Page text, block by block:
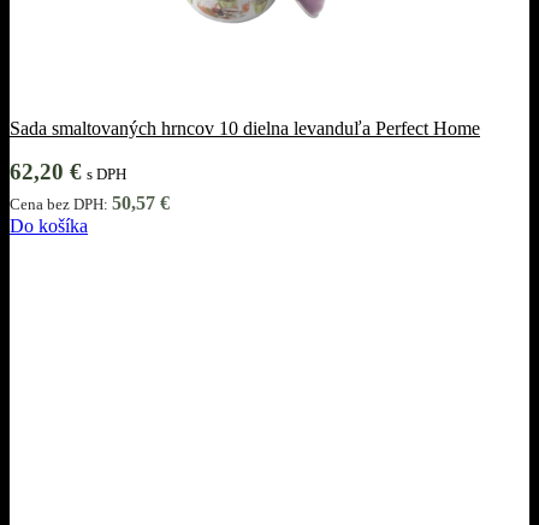
Sada smaltovaných hrncov 10 dielna levanduľa Perfect Home
62,20 € s DPH
Cena bez DPH: 50,57 €
Do košíka